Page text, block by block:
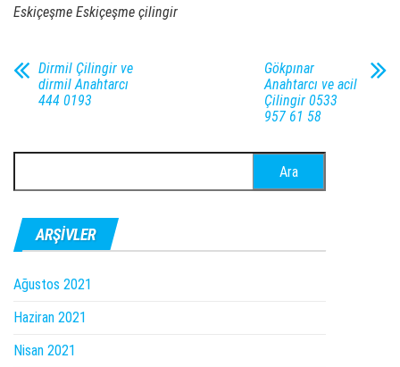
Eskiçeşme Eskiçeşme çilingir
Dirmil Çilingir ve
dirmil Anahtarcı
444 0193
Gökpınar
Anahtarcı ve acil
Çilingir 0533
957 61 58
ARŞIVLER
Ağustos 2021
Haziran 2021
Nisan 2021